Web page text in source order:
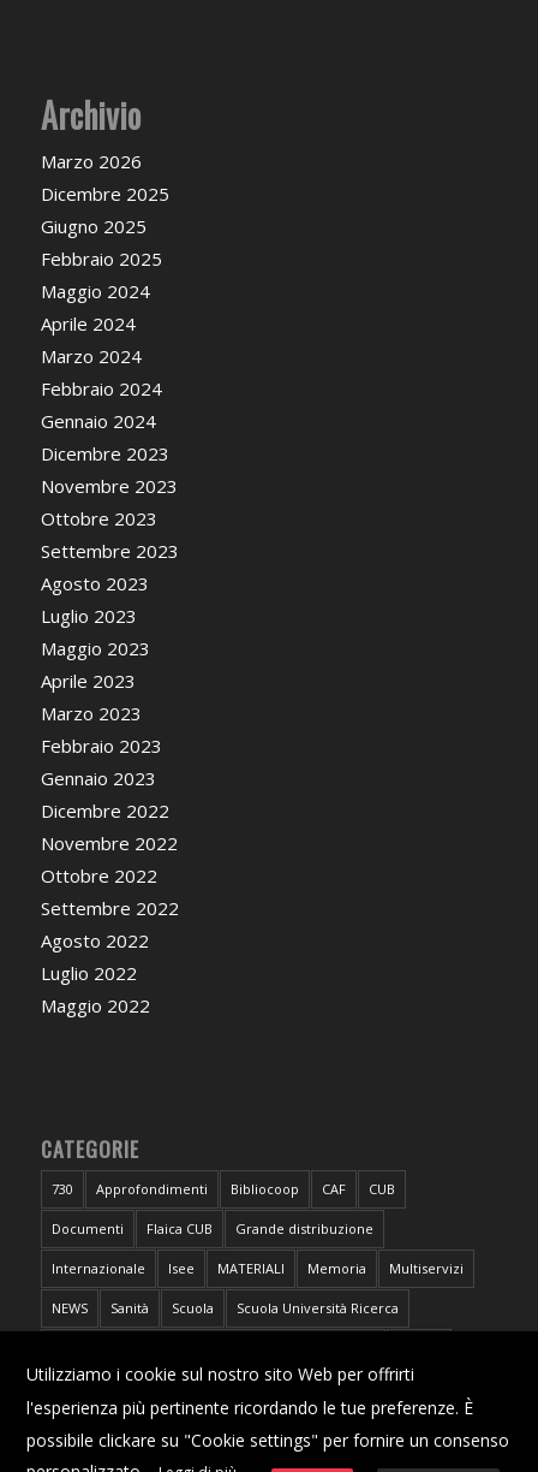
Archivio
Marzo 2026
Dicembre 2025
Giugno 2025
Febbraio 2025
Maggio 2024
Aprile 2024
Marzo 2024
Febbraio 2024
Gennaio 2024
Dicembre 2023
Novembre 2023
Ottobre 2023
Settembre 2023
Agosto 2023
Luglio 2023
Maggio 2023
Aprile 2023
Marzo 2023
Febbraio 2023
Gennaio 2023
Dicembre 2022
Novembre 2022
Ottobre 2022
Settembre 2022
Agosto 2022
Luglio 2022
Maggio 2022
CATEGORIE
730 Approfondimenti Bibliocoop CAF CUB
Documenti Flaica CUB Grande distribuzione
Internazionale Isee MATERIALI Memoria Multiservizi
NEWS Sanità Scuola Scuola Università Ricerca
Trasporti Università
Utilizziamo i cookie sul nostro sito Web per offrirti
l'esperienza più pertinente ricordando le tue preferenze. È
possibile clickare su "Cookie settings" per fornire un consenso